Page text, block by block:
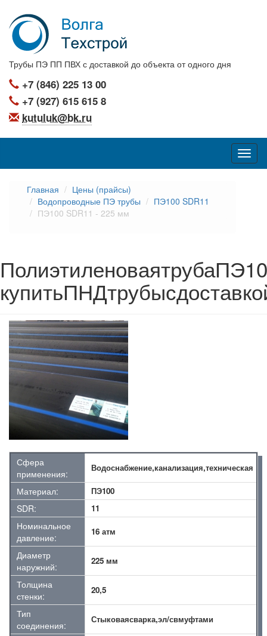
Трубы ПЭ ПП ПВХ с доставкой до объекта от одного дня
+7 (846) 225 13 00
+7 (927) 615 615 8
kutuluk@bk.ru
Главная
Цены (прайсы)
Водопроводные ПЭ трубы
ПЭ100 SDR11
ПЭ100 SDR11 - 225 мм
Сфера
применения:
Водоснабжение,канализация,техническая
Материал: ПЭ100
SDR: 11
Номинальное
давление:
16 атм
Диаметр
наружний:
225 мм
Толщина
стенки:
20,5
Тип
соединения:
Стыковаясварка,эл/свмуфтами